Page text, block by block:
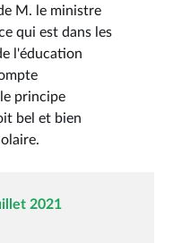
M. le ministre
qui est dans les
l'éducation
principe
bel et bien
2021